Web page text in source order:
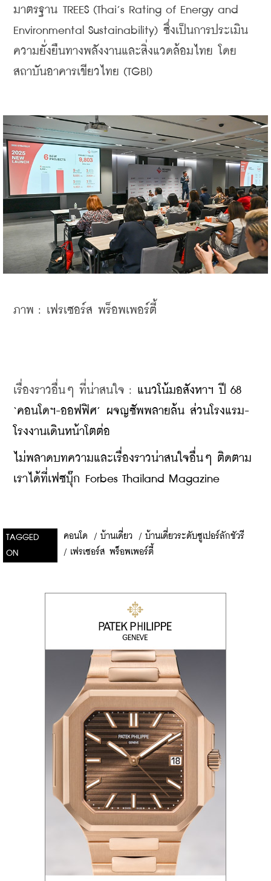
มาตรฐาน TREES (Thai’s Rating of Energy and
Environmental Sustainability) ซึ่งเป็นการประเมิน
ความยั่งยืนทางพลังงานและสิ่งแวดล้อมไทย โดย
สถาบันอาคารเขียวไทย (TGBI)
ภาพ : เฟรเซอร์ส พร็อพเพอร์ตี้
เรื่องราวอื่นๆ ที่น่าสนใจ : แนวโน้มอสังหาฯ ปี 68
‘คอนโดฯ-ออฟฟิศ’ ผจญซัพพลายล้น ส่วนโรงแรม-
โรงงานเดินหน้าโตต่อ
ไม่พลาดบทความและเรื่องราวน่าสนใจอื่นๆ ติดตาม
เราได้ที่เฟซบุ๊ก Forbes Thailand Magazine
TAGGED
ON
คอนโด / บ้านเดี่ยว / บ้านเดี่ยวระดับซูเปอร์ลักชัวรี
/ เฟรเซอร์ส พร็อพเพอร์ตี้